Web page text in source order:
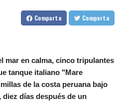
CUC 1.156136
CUP 30.637594
DKK 7.477932
DOP 67.289164
DZD 152.967099
EGP 57.293288
Comparta Comparta
mar en calma, cinco tripulantes
tanque italiano "Mare
de la costa peruana bajo
días después de un